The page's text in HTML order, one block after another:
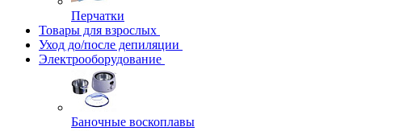
Перчатки
Товары для взрослых
Уход до/после депиляции
Электрооборудование
Баночные воскоплавы